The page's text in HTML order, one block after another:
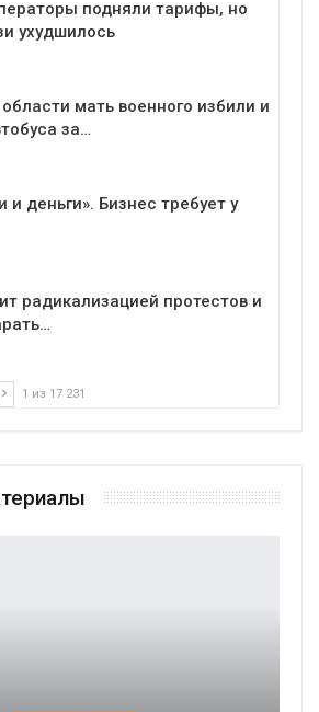
подняли тарифы, но
ухудшилось
мать военного избили и
за…
и деньги». Бизнес требует у
радикализацией протестов и
1 из 17 231